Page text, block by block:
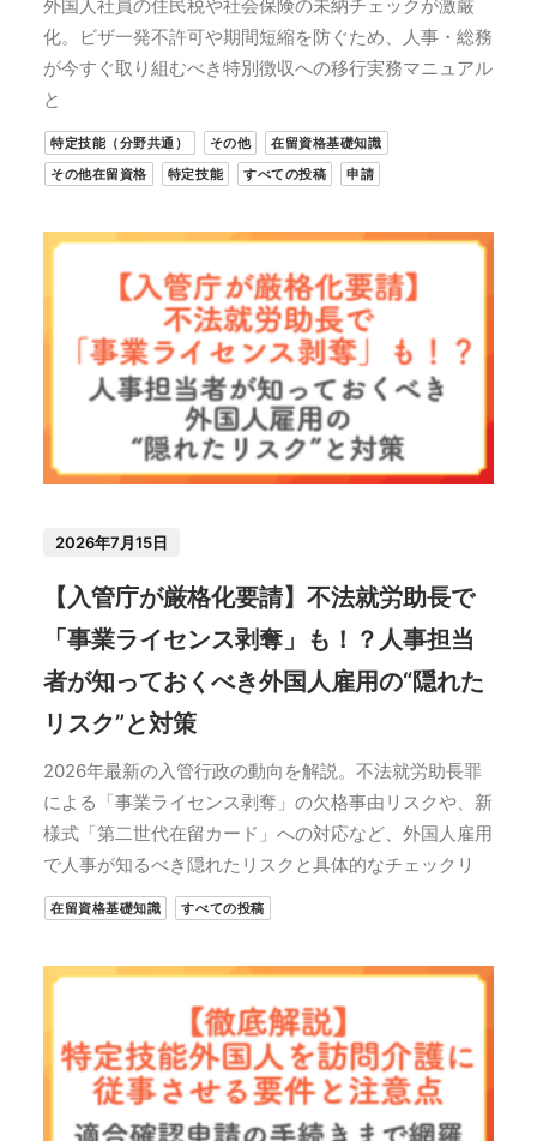
外国人社員の住民税や社会保険の未納チェックが激厳
化。ビザ一発不許可や期間短縮を防ぐため、人事・総務
が今すぐ取り組むべき特別徴収への移行実務マニュアル
と
特定技能（分野共通） その他
在留資格基礎知識
その他在留資格
特定技能 すべての投稿 申請
2026年7月15日
【入管庁が厳格化要請】不法就労助長で
「事業ライセンス剥奪」も！？人事担当
者が知っておくべき外国人雇用の“隠れた
リスク”と対策
2026年最新の入管行政の動向を解説。不法就労助長罪
による「事業ライセンス剥奪」の欠格事由リスクや、新
様式「第二世代在留カード」への対応など、外国人雇用
で人事が知るべき隠れたリスクと具体的なチェックリ
在留資格基礎知識 すべての投稿